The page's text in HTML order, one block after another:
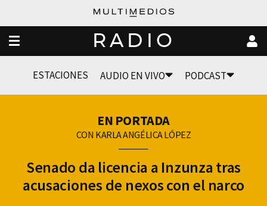
RADIO
ESTACIONES AUDIO EN VIVO PODCAST
EN PORTADA
CON KARLA ANGÉLICA LÓPEZ
Senado da licencia a Inzunza tras
acusaciones de nexos con el narco